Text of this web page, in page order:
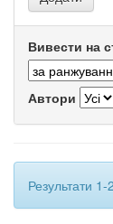
Вивести на
Автори
Результати